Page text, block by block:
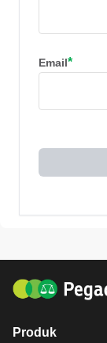
Email*
Produk